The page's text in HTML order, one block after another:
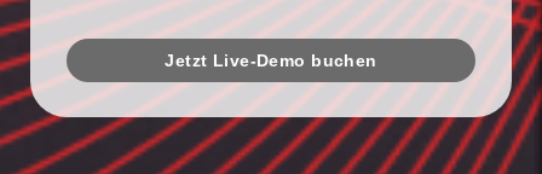
Jetzt Live-Demo buchen